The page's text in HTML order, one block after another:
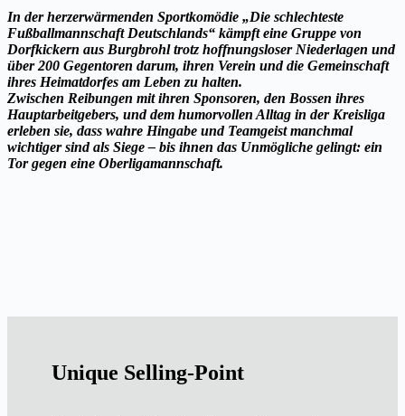
In der herzerwärmenden Sportkomödie „Die schlechteste
Fußballmannschaft Deutschlands“ kämpft eine Gruppe von
Dorfkickern aus Burgbrohl trotz hoffnungsloser Niederlagen und
über 200 Gegentoren darum, ihren Verein und die Gemeinschaft
ihres Heimatdorfes am Leben zu halten.
Zwischen Reibungen mit ihren Sponsoren, den Bossen ihres
Hauptarbeitgebers, und dem humorvollen Alltag in der Kreisliga
erleben sie, dass wahre Hingabe und Teamgeist manchmal
wichtiger sind als Siege – bis ihnen das Unmögliche gelingt: ein
Tor gegen eine Oberligamannschaft.
Unique Selling-Point